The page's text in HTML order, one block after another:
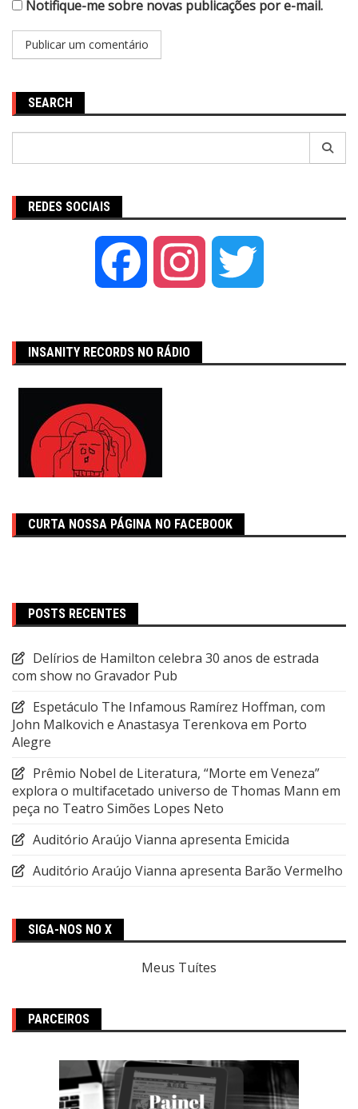
Notifique-me sobre novas publicações por e-mail.
SEARCH
REDES SOCIAIS
Facebook Instagram
INSANITY RECORDS NO RÁDIO
CURTA NOSSA PÁGINA NO FACEBOOK
POSTS RECENTES
Delírios de Hamilton celebra 30 anos de estrada
com show no Gravador Pub
Espetáculo The Infamous Ramírez Hoffman, com
John Malkovich e Anastasya Terenkova em Porto
Alegre
Prêmio Nobel de Literatura, “Morte em Veneza”
explora o multifacetado universo de Thomas Mann em
peça no Teatro Simões Lopes Neto
Auditório Araújo Vianna apresenta Emicida
Auditório Araújo Vianna apresenta Barão Vermelho
SIGA-NOS NO X
Meus Tuítes
PARCEIROS